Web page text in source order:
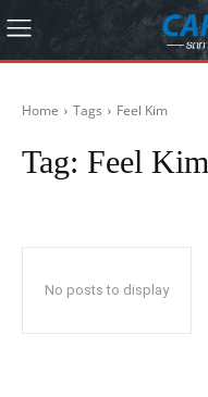
Home Tags Feel Kim
Tag: Feel Kim
No posts to display